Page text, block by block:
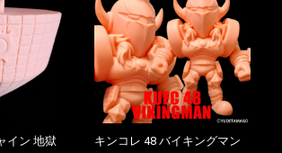
イン 地獄
キンコレ 48 バイキングマン